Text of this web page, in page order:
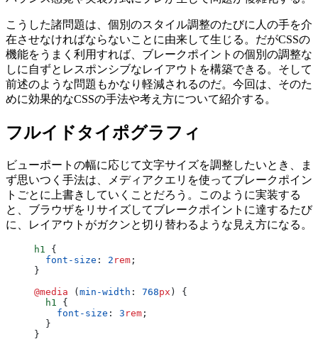
こうした諸問題は、個別のスタイル調整のたびに人の手を介
在させなければならないことに由来して生じる。だがCSSの
機能をうまく利用すれば、ブレークポイントの個別の調整な
しに自ずとレスポンシブなレイアウトを構築できる。そして
前述のような問題もかなり軽減されるのだ。今回は、そのた
めに効果的なCSSの手法や考え方について紹介する。
フルイドタイポグラフィ
ビューポートの幅に応じて文字サイズを調整したいとき、ま
ず思いつく手法は、メディアクエリを使ってブレークポイン
トごとに上書きしていくことだろう。このように実装する
と、ブラウザをリサイズしてブレークポイントに達するたび
に、レイアウトがガクンと切り替わるような見え方になる。
h1
{
  font-size
: 2 rem ;
}
@media (min-width : 768px ) {
  h1
{
    font-size
: 3 rem ;
  }
}